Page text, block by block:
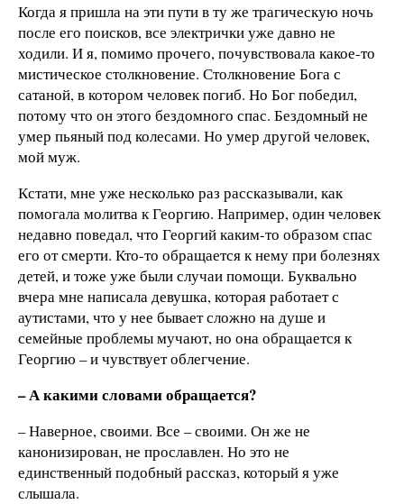
Когда я пришла на эти пути в ту же трагическую ночь
после его поисков, все электрички уже давно не
ходили. И я, помимо прочего, почувствовала какое-то
мистическое столкновение. Столкновение Бога с
сатаной, в котором человек погиб. Но Бог победил,
потому что он этого бездомного спас. Бездомный не
умер пьяный под колесами. Но умер другой человек,
мой муж.
Кстати, мне уже несколько раз рассказывали, как
помогала молитва к Георгию. Например, один человек
недавно поведал, что Георгий каким-то образом спас
его от смерти. Кто-то обращается к нему при болезнях
детей, и тоже уже были случаи помощи. Буквально
вчера мне написала девушка, которая работает с
аутистами, что у нее бывает сложно на душе и
семейные проблемы мучают, но она обращается к
Георгию – и чувствует облегчение.
– А какими словами обращается?
– Наверное, своими. Все – своими. Он же не
канонизирован, не прославлен. Но это не
единственный подобный рассказ, который я уже
слышала.